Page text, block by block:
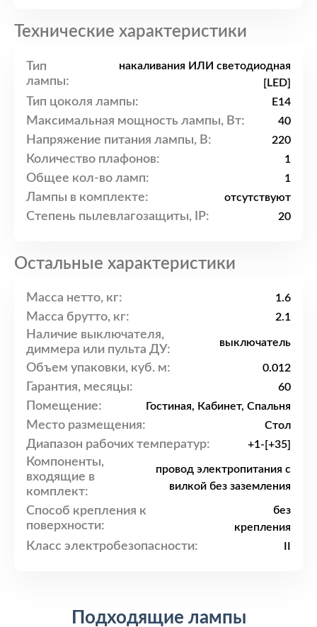
Технические характеристики
Тип
лампы:
накаливания ИЛИ светодиодная
[LED]
Тип цоколя лампы: E14
Максимальная мощность лампы, Вт: 40
Напряжение питания лампы, В: 220
Количество плафонов: 1
Общее кол-во ламп: 1
Лампы в комплекте: отсутствуют
Степень пылевлагозащиты, IP: 20
Остальные характеристики
Масса нетто, кг: 1.6
Масса брутто, кг: 2.1
Наличие выключателя,
диммера или пульта ДУ:
выключатель
Объем упаковки, куб. м: 0.012
Гарантия, месяцы: 60
Помещение: Гостиная, Кабинет, Спальня
Место размещения: Стол
Диапазон рабочих температур: +1-[+35]
Компоненты,
входящие в
комплект:
провод электропитания с
вилкой без заземления
Способ крепления к
поверхности:
без
крепления
Класс электробезопасности:
Подходящие лампы